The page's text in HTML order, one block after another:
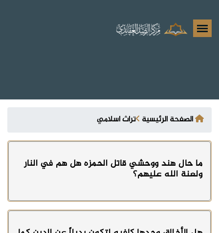
الصفحة الرئيسية تراث اسلامي
ما حال هند ووحشي قاتل الحمزه هل هم في النار
ولعنة الله عليهم؟